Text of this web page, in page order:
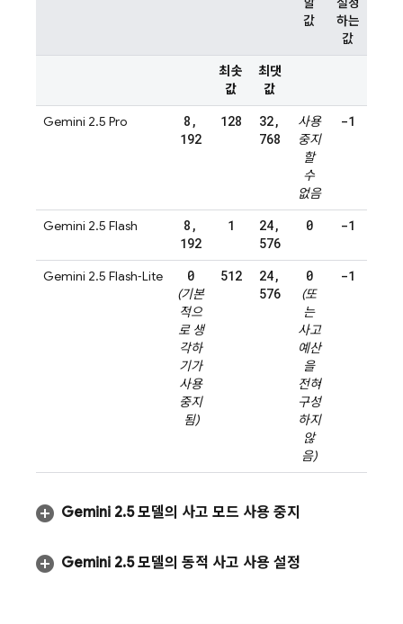
값
하는
값
최솟
값
최댓
값
Gemini 2.5 Pro
8 ,
192
128 32,
768
사용
중지
할
수
없음
-1
Gemini 2.5 Flash 8 ,
192
1 24,
576
0 -1
Gemini 2.5 Flash‑Lite 0
(기본
적으
로 생
각하
기가
사용
중지
됨)
512 24,
576
0
(또
는
사고
예산
을
전혀
구성
하지
않
음)
-1
Gemini 2.5모델의 사고 모드 사용 중지
Gemini 2.5모델의 동적 사고 사용 설정